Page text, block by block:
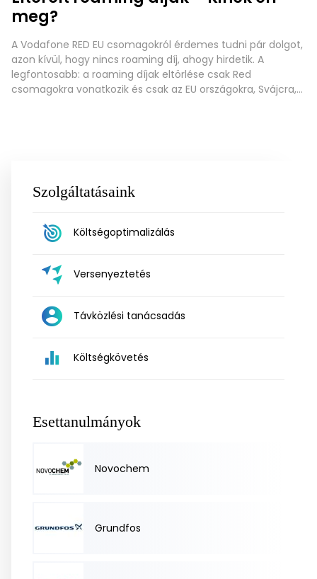
meg?
A Vodafone RED EU csomagokról érdemes tudni pár dolgot,
azon kívül, hogy nincs roaming díj, ahogy hirdetik. A
legfontosabb: a roaming díjak eltörlése csak Red
csomagokra vonatkozik és csak az EU országokra, Svájcra,
Szolgáltatásaink
Költségoptimalizálás
Versenyeztetés
Távközlési tanácsadás
Költségkövetés
Esettanulmányok
Novochem
Grundfos